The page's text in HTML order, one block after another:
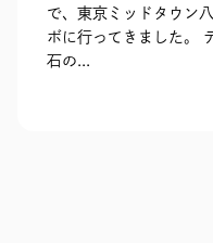
で、東京ミッドタウン
ボに行ってきました。
石の...